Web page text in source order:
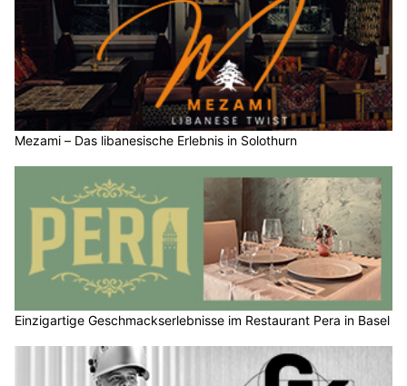
Mezami – Das libanesische Erlebnis in Solothurn
Einzigartige Geschmackserlebnisse im Restaurant Pera in Basel